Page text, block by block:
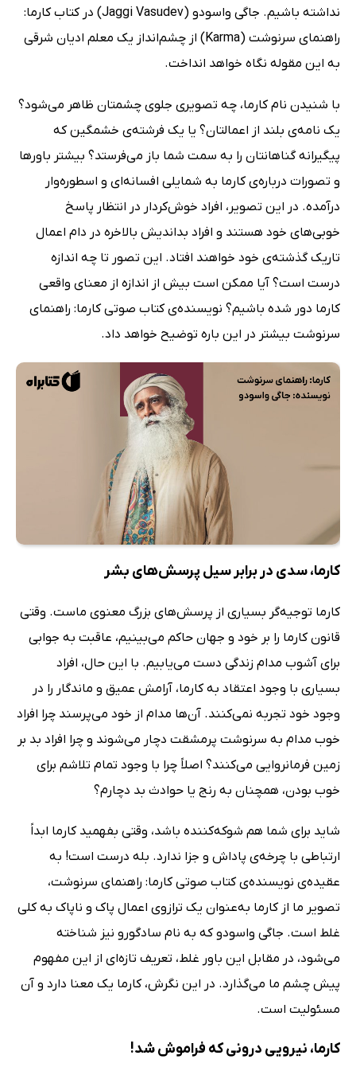
نداشته باشیم. جاگی واسودو (Jaggi Vasudev‎) در کتاب کارما:
راهنمای سرنوشت (Karma) از چشم‌انداز یک معلم ادیان شرقی
به این مقوله نگاه خواهد انداخت.
با شنیدن نام کارما، چه تصویری جلوی چشمتان ظاهر می‌شود؟
یک نامه‌ی بلند از اعمالتان؟ یا یک فرشته‌ی خشمگین که
پیگیرانه گناهانتان را به سمت شما باز می‌فرستد؟ بیشتر باورها
و تصورات درباره‌ی کارما به شمایلی افسانه‌ای و اسطوره‌وار
درآمده. در این تصویر، افراد خوش‌کردار در انتظار پاسخ
خوبی‌های خود هستند و افراد بداندیش بالاخره در دام اعمال
تاریک گذشته‌ی خود خواهند افتاد. این تصور تا چه اندازه
درست است؟ آیا ممکن است بیش از اندازه از معنای واقعی
کارما دور شده باشیم؟ نویسنده‌ی کتاب صوتی کارما: راهنمای
سرنوشت بیشتر در این باره توضیح خواهد داد.
کارما، سدی در برابر سیل پرسش‌های بشر
کارما توجیه‌گر بسیاری از پرسش‌های بزرگ معنوی ماست. وقتی
قانون کارما را بر خود و جهان حاکم می‌بینیم، عاقبت به جوابی
برای آشوب مدام زندگی دست می‌یابیم. با این حال، افراد
بسیاری با وجود اعتقاد به کارما، آرامش عمیق و ماندگار را در
وجود خود تجربه نمی‌کنند. آن‌ها مدام از خود می‌پرسند چرا افراد
خوب مدام به سرنوشت پرمشقت دچار می‌شوند و چرا افراد بد بر
زمین فرمانروایی می‌کنند؟ اصلاً چرا با وجود تمام تلاشم برای
خوب بودن، همچنان به رنج یا حوادث بد دچارم؟
شاید برای شما هم شوکه‌کننده باشد، وقتی بفهمید کارما ابداً
ارتباطی با چرخه‌ی پاداش و جزا ندارد. بله درست است! به
عقیده‌ی نویسنده‌ی کتاب صوتی کارما: راهنمای سرنوشت،
تصویر ما از کارما به‌عنوان یک ترازوی اعمال پاک و ناپاک به کلی
غلط است. جاگی واسودو که به نام سادگورو نیز شناخته
می‌شود، در مقابل این باور غلط، تعریف تازه‌ای از این مفهوم
پیش چشم ما می‌گذارد. در این نگرش، کارما یک معنا دارد و آن
مسئولیت است.
کارما، نیرویی درونی که فراموش شد!